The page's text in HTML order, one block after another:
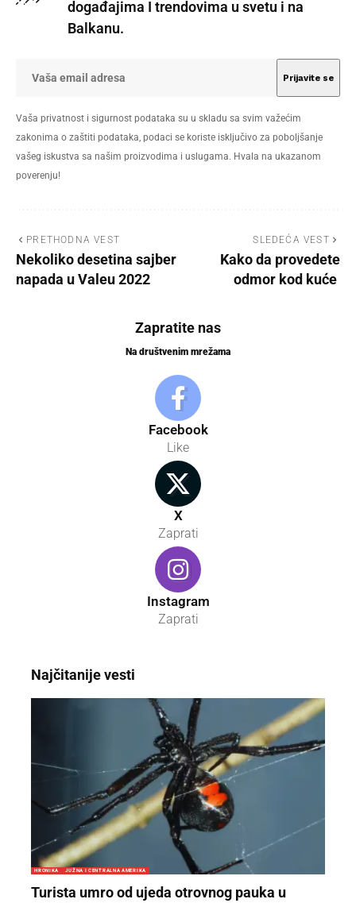
događajima I trendovima u svetu i na
Balkanu.
Vaša privatnost i sigurnost podataka su u skladu sa svim važećim
zakonima o zaštiti podataka, podaci se koriste isključivo za poboljšanje
vašeg iskustva sa našim proizvodima i uslugama. Hvala na ukazanom
poverenju!
PRETHODNA VEST
Nekoliko desetina sajber
napada u Valeu 2022
SLEDEĆA VEST
Kako da provedete
odmor kod kuće
Zapratite nas
Na društvenim mrežama
Facebook
Like
X
Zaprati
Instagram
Zaprati
Najčitanije vesti
HRONIKA JUŽNA I CENTRALNA AMERIKA
Turista umro od ujeda otrovnog pauka u